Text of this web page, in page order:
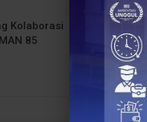
Kolaborasi
85